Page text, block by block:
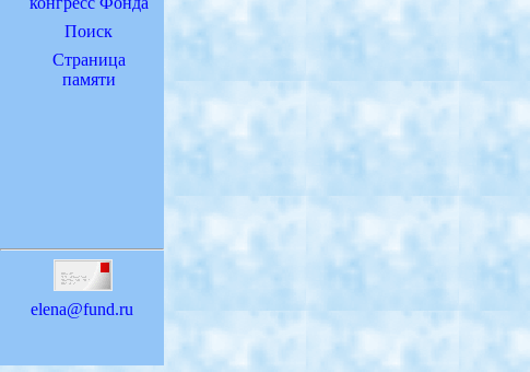
Поиск
Страница
памяти
elena@fund.ru